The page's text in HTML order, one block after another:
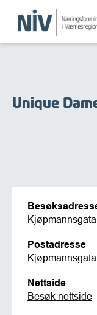
Unique
Postadresse
Nettside
Besøk nettside